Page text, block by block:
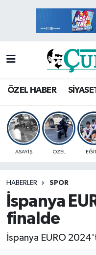
ÖZEL HABER
ASAYİŞ ÖZEL
HABERLER SPOR
İspanya
finalde
İspanya EURO
Mersin Hava
Mersin Namaz
Mersin Trafik
Süper Lig Puan
Haber Arşivi